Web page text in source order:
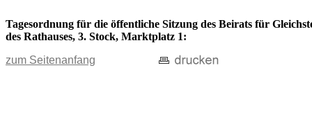
Tagesordnung für die öffentliche Sitzung des Beirats für
des Rathauses, 3. Stock, Marktplatz 1:
zum Seitenanfang